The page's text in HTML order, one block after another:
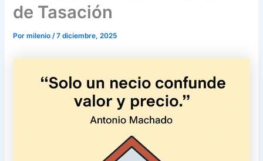
de Tasación
Pormilenio /7 diciembre, 2025